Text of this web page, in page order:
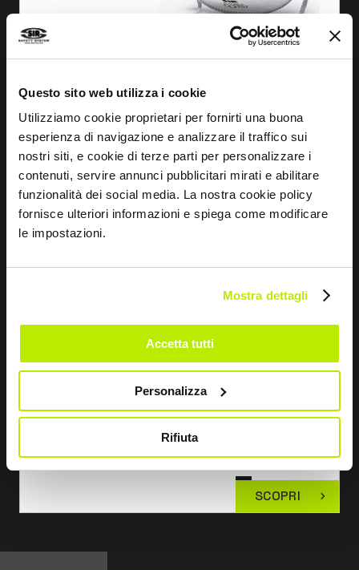
Questo sito web utilizza i cookie
Utilizziamo cookie proprietari per fornirti una buona
esperienza di navigazione e analizzare il traffico sui
nostri siti, e cookie di terze parti per personalizzare i
contenuti, servire annunci pubblicitari mirati e abilitare
funzionalità dei social media. La nostra cookie policy
fornisce ulteriori informazioni e spiega come modificare
le impostazioni.
Mostra dettagli
Accetta tutti
Personalizza
Rifiuta
RESPIRATORE RETATO FFP3 NR D C/VAL
FA1446
SCOPRI